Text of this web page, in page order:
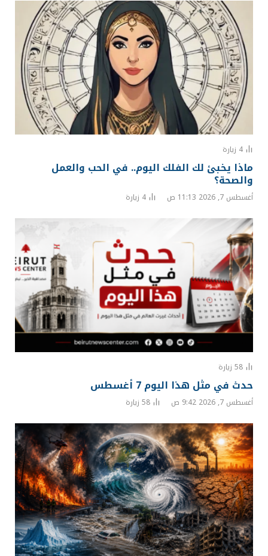
4 زيارة
ماذا يخبئ لك الفلك اليوم.. في الحب والعمل
والصحة؟
أغسطس 7, 2026 11:13 ص 4 زيارة
58 زيارة
حدث في مثل هذا اليوم 7 أغسطس
أغسطس 7, 2026 9:42 ص 58 زيارة